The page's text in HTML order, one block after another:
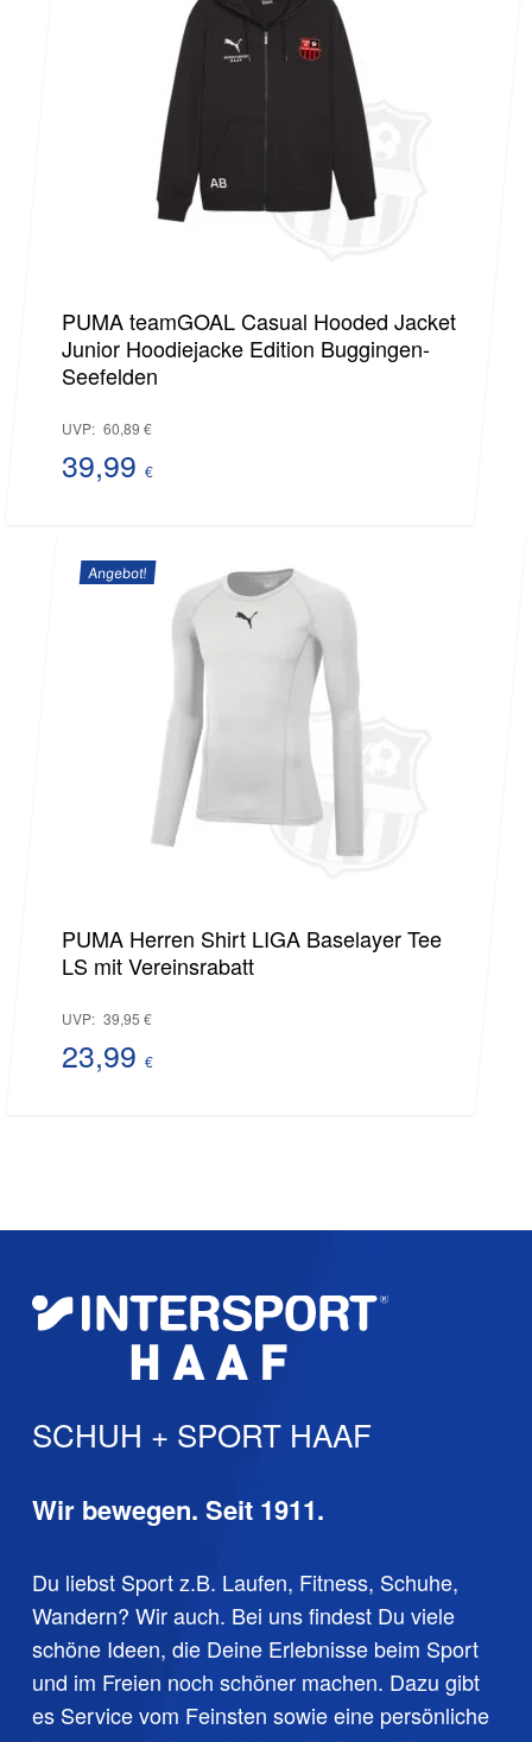
PUMA teamGOAL Casual Hooded Jacket
Junior Hoodiejacke Edition Buggingen-
Seefelden
UVP: 60,89 €
39,99 €
ist:Angebot!
PUMA Herren Shirt LIGA Baselayer Tee
LS mit Vereinsrabatt
UVP: 39,95 €
23,99 €
23,99 €.
SCHUH + SPORT HAAF
Wir bewegen. Seit 1911.
Du liebst Sport z.B. Laufen, Fitness, Schuhe,
Wandern? Wir auch. Bei uns findest Du viele
schöne Ideen, die Deine Erlebnisse beim Sport
und im Freien noch schöner machen. Dazu gibt
es Service vom Feinsten sowie eine persönliche